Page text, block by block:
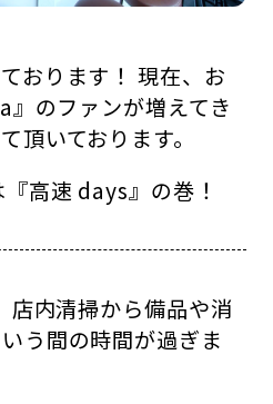
おります！ 現在、お
のファンが増えてき
頂いております。
高速 days』の巻！
店内清掃から備品や消
う間の時間が過ぎま